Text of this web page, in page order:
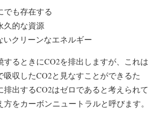
でも存在する
久的な資源
いクリーンなエネルギー
するときにCO2を排出しますが、これは
吸収したCO2と見なすことができるた
排出するCO2はゼロであると考えられて
をカーボンニュートラルと呼びます。